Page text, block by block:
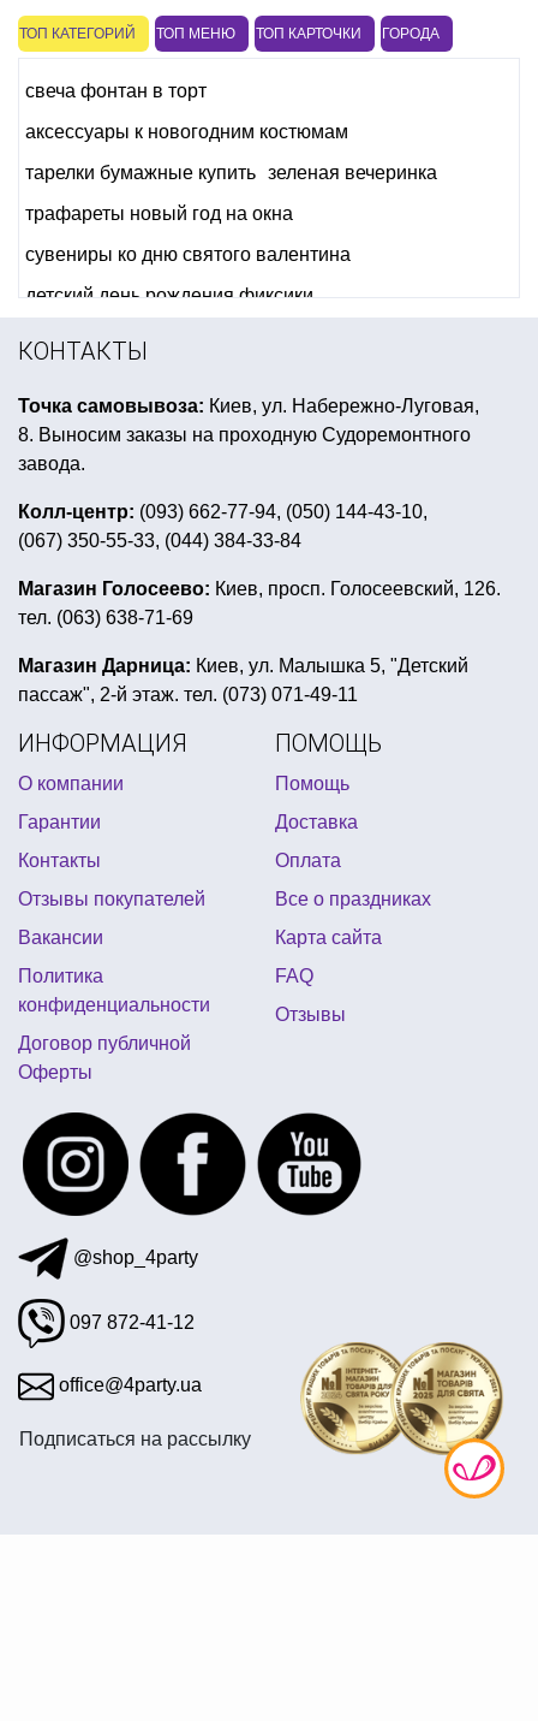
ТОП КАТЕГОРИЙ ТОП МЕНЮ ТОП КАРТОЧКИ ГОРОДА
свеча фонтан в торт
аксессуары к новогодним костюмам
тарелки бумажные купить зеленая вечеринка
трафареты новый год на окна
сувениры ко дню святого валентина
детский день рождения фиксики
воздушные шары на день рождения девочке
новогодний декор для сервировки стола
новогодний грим для взрослых
день святого патрика атрибутика
купить шапку новогоднюю
прикольные фляги киев
карнавальная шляпа цилиндр
бумажные гирлянды киев морская вечеринка декор
корона карнавальная
неоновые браслеты купить киев
вечеринка в стиле диско одежда
мексиканские шляпы
купить пиратскую шляпу в киеве
маски на лицо на хэллоуин
пати фуд днепр
купить спиннер киев
воздушные шары на день рождения мальчику
мексиканская вечеринка атрибутика купить
заказать шары с гелием киев
приколы подарки купить
новогодние конфетти
шарики для взрослых
КОНТАКТЫ
Точка самовывоза: Киев, ул. Набережно-Луговая,
8. Выносим заказы на проходную Судоремонтного
завода.
Колл-центр: (093) 662-77-94, (050) 144-43-10,
(067) 350-55-33, (044) 384-33-84
Магазин Голосеево: Киев, просп. Голосеевский, 126.
тел. (063) 638-71-69
Магазин Дарница: Киев, ул. Малышка 5, "Детский
пассаж", 2-й этаж. тел. (073) 071-49-11
ИНФОРМАЦИЯ
О компании
Гарантии
Контакты
Отзывы покупателей
Вакансии
Политика
конфиденциальности
Договор публичной
Оферты
ПОМОЩЬ
Помощь
Доставка
Оплата
Все о праздниках
Карта сайта
FAQ
Отзывы
@shop_4party
097 872-41-12
office@4party.ua
Подписаться на рассылку